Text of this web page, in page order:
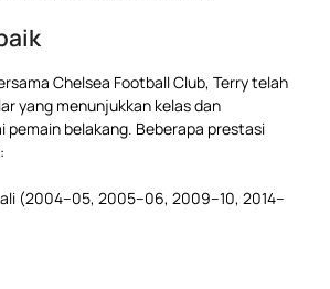
Chelsea Football Club, Terry telah
yang menunjukkan kelas dan
pemain belakang. Beberapa prestasi
(2004–05, 2005–06, 2009–10, 2014–